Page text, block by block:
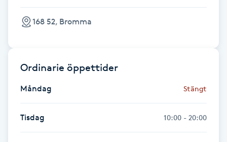
Gelenaglar
Gellack
Gellack med förstärkning
168 52, Bromma
Ordinarie öppettider
Måndag Stängt
Tisdag 10:00 - 20:00